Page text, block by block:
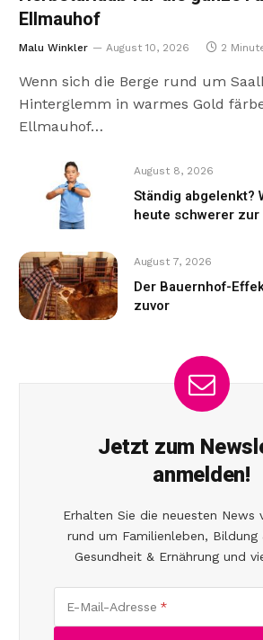
Ellmauhof
Malu Winkler August 10, 2026 2
Wenn sich die Berge rund um
Hinterglemm in warmes Gold
Ellmauhof…
August 8, 2026
Ständig abgelenkt?
heute schwerer zur
August 7, 2026
Der Bauernhof-
zuvor
Jetzt zum
anmelden!
Erhalten Sie die neuesten News
rund um Familienleben, Bildung
Gesundheit & Ernährung und
E-Mail-Adresse